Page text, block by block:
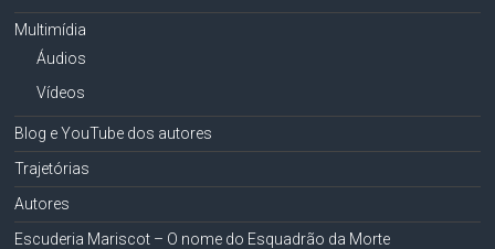
Multimídia
Áudios
Vídeos
Blog e YouTube dos autores
Trajetórias
Autores
Escuderia Mariscot – O nome do Esquadrão da Morte